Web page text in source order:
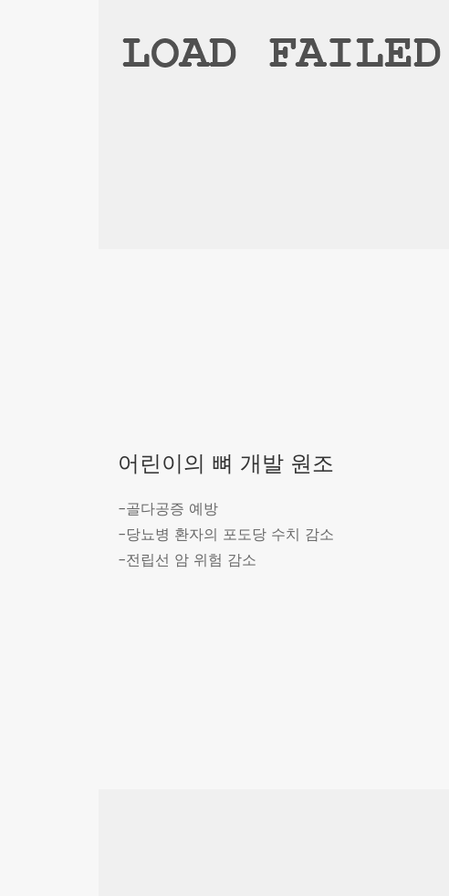
어린이의 뼈 개발 원조
-골다공증 예방
-당뇨병 환자의 포도당 수치 감소
-전립선 암 위험 감소